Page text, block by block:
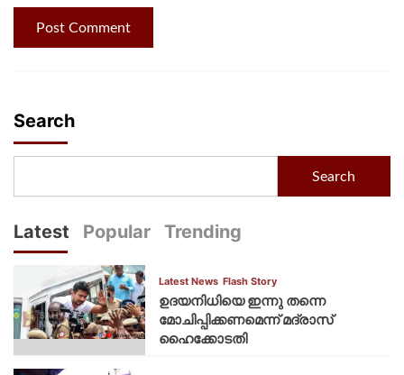
Search
Search
Latest Popular Trending
Latest News Flash Story
ഉദയനിധിയെ ഇന്നു തന്നെ
മോചിപ്പിക്കണമെന്ന് മദ്രാസ്
ഹൈക്കോടതി